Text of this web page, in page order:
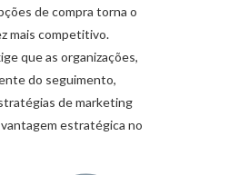
de compra torna o
mais competitivo.
que as organizações,
do seguimento,
de marketing
estratégica no